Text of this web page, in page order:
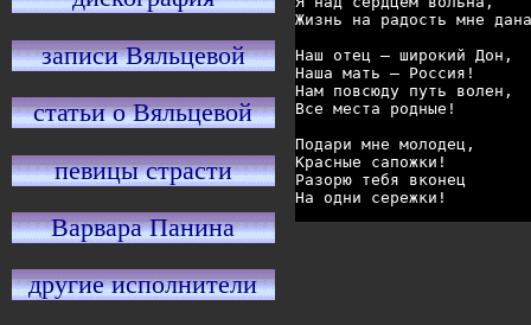
записи Вяльцевой
статьи о Вяльцевой
певицы страсти
Варвара Панина
другие исполнители
Жизнь на радость мне
Наш отец – широкий Дон,
Наша мать – Россия!
Нам повсюду путь волен,
Все места родные!
Подари мне молодец,
Красные сапожки!
Разорю тебя вконец
На одни сережки!